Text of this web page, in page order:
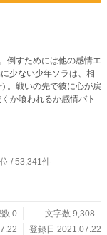
倒すためには他の感情エ
少ない少年ソラは、相
。戦いの先で彼に心が戻
位 / 53,341件
0
文字数 9,308
登録日 2021.07.22